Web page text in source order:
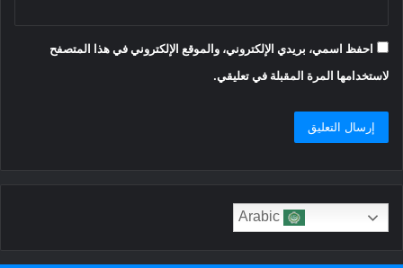
احفظ اسمي، بريدي الإلكتروني، والموقع الإلكتروني في هذا المتصفح
لاستخدامها المرة المقبلة في تعليقي.